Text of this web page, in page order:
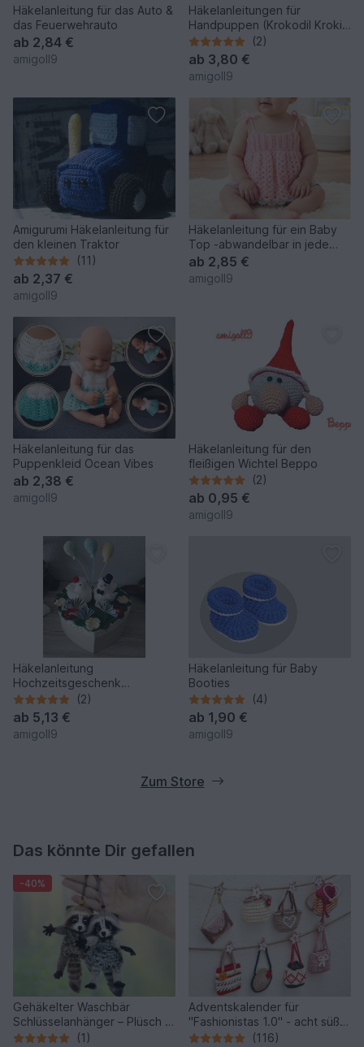
Häkelanleitung für das Auto &
das Feuerwehrauto
ab 2,84 €
amigoll9
Häkelanleitungen für
Handpuppen (Krokodil Kroki,
Katze Molly & Hund Bello)
(2)
ab 3,80 €
amigoll9
Amigurumi Häkelanleitung für
den kleinen Traktor
(11)
ab 2,37 €
amigoll9
Häkelanleitung für ein Baby
Top -abwandelbar in jede
Größe!
ab 2,85 €
amigoll9
Häkelanleitung für das
Puppenkleid Ocean Vibes
ab 2,38 €
amigoll9
Häkelanleitung für den
fleißigen Wichtel Beppo
(2)
ab 0,95 €
amigoll9
Häkelanleitung
Hochzeitsgeschenk
Taubenpärchen.
(2)
ab 5,13 €
amigoll9
Häkelanleitung für Baby
Booties
(4)
ab 1,90 €
amigoll9
Zum Store
Das könnte Dir gefallen
-40%
Gehäkelter Waschbär
Schlüsselanhänger – Plüsch &
Stresshilfe.
(1)
Adventskalender für
"Fashionistas 1.0" - acht süße
Modelle
(116)